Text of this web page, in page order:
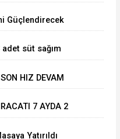
Güçlendirecek
süt sağım
HIZ DEVAM
7 AYDA 2
Yatırıldı